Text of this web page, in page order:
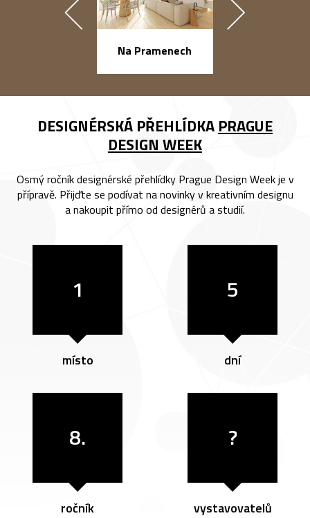
Na Pramenech
DESIGNÉRSKÁ PŘEHLÍDKA PRAGUE
DESIGN WEEK
Osmý ročník designérské přehlídky Prague Design Week je v
přípravě. Přijďte se podívat na novinky v kreativním designu
a nakoupit přímo od designérů a studií.
1
místo
5
dní
8.
ročník
?
vystavovatelů